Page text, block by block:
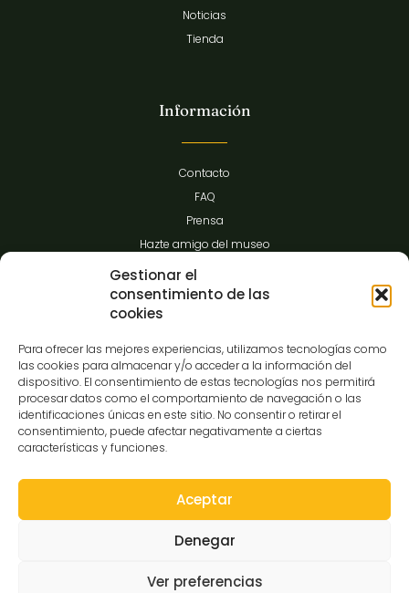
Gestionar el
consentimiento de las
cookies
Para ofrecer las mejores experiencias, utilizamos tecnologías como
las cookies para almacenar y/o acceder a la información del
dispositivo. El consentimiento de estas tecnologías nos permitirá
procesar datos como el comportamiento de navegación o las
identificaciones únicas en este sitio. No consentir o retirar el
consentimiento, puede afectar negativamente a ciertas
características y funciones.
Aceptar
Denegar
Ver preferencias
Noticias
Tienda
Información
Contacto
FAQ
Prensa
Hazte amigo del museo
Transparencia
C/Gibraltar,14
37008-Salamanca